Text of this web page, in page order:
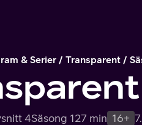
& Serier Transparent
4Säsong 127 min 16+